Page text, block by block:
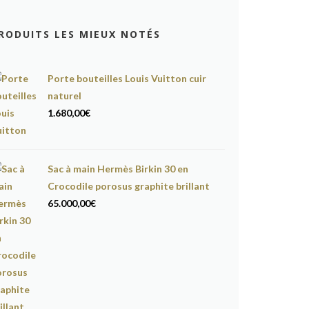
LES MIEUX NOTÉS
Porte bouteilles Louis Vuitton cuir
naturel
1.680,00€
Sac à main Hermès Birkin 30 en
Crocodile porosus graphite brillant
65.000,00€